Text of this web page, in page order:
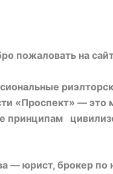
пожаловать на
«Проспект» —
принципам
— юрист, брокер